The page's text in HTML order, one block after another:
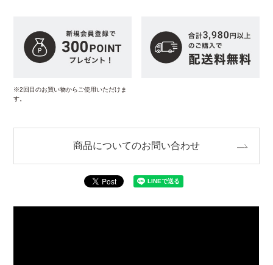
※2回目のお買い物からご使用いただけま
す。
商品についてのお問い合わせ